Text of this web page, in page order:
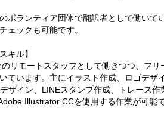
ボランティア団体で翻訳者として働いて
ェックも可能です。
キル】
リモートスタッフとして働きつつ、フ
ています。主にイラスト作成、ロゴデザ
ザイン、LINEスタンプ作成、トレース作
Illustrator CCを使用する作業が可能で